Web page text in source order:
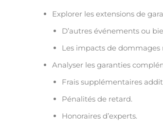
Explorer les extensions de
D’autres événements ou
Les impacts de dommages
Analyser les garanties
Frais supplémentaires
Pénalités de retard.
Honoraires d’experts.